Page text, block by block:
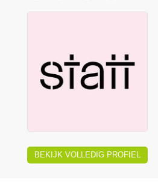
BEKIJK VOLLEDIG PROFIEL